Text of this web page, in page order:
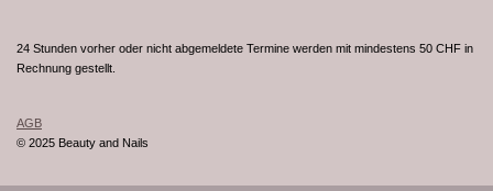
24 Stunden vorher oder nicht abgemeldete Termine werden mit mindestens 50 CHF in
Rechnung gestellt.
AGB
© 2025 Beauty and Nails